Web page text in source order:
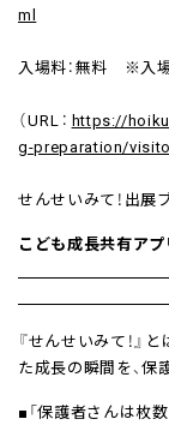
ml
入場料：無料 ※入場
（URL： https://
g-preparation/
せんせいみて！出展
こども成長共有アプ
『せんせいみて！』と
た成長の瞬間を、保
■「保護者さんは枚